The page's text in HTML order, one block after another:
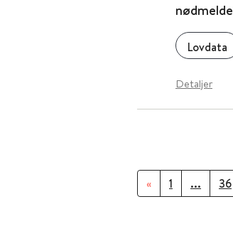
Lovdata
Detaljer
« 1 ... 36